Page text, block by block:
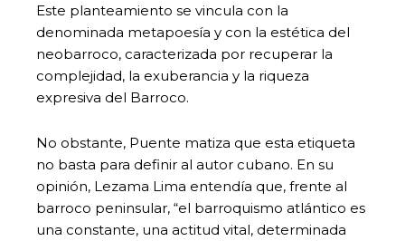
Este planteamiento se vincula con la
denominada metapoesía y con la estética del
neobarroco, caracterizada por recuperar la
complejidad, la exuberancia y la riqueza
expresiva del Barroco.
No obstante, Puente matiza que esta etiqueta
no basta para definir al autor cubano. En su
opinión, Lezama Lima entendía que, frente al
barroco peninsular, “el barroquismo atlántico es
una constante, una actitud vital, determinada